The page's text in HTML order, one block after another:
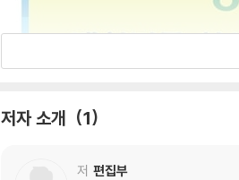
저자 소개 1
저 편집부